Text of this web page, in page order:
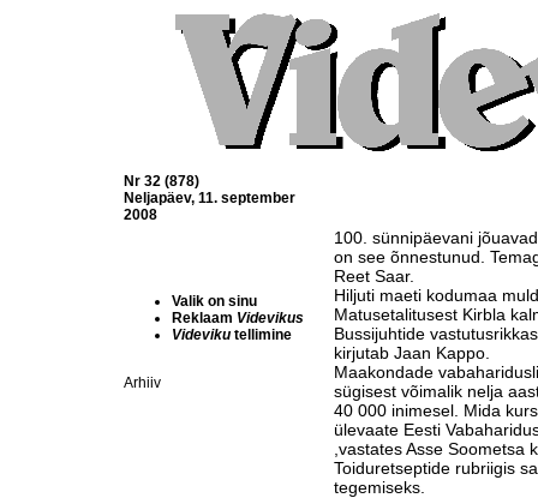
Nr 32 (878)
Neljapäev, 11. september
2008
Valik on sinu
Reklaam Videvikus
Videviku tellimine
Arhiiv
100. sünnipäevani
on see õnnestunud.
Reet Saar.
Hiljuti maeti kodumaa
Matusetalitusest Kirbla
Bussijuhtide
kirjutab Jaan Kappo.
Maakondade
sügisest võimalik nelja
40 000 inimesel. Mida
ülevaate Eesti
,vastates Asse Soometsa
Toiduretseptide rubriigis
tegemiseks.